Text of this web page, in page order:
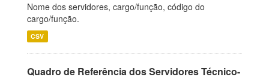
Nome dos servidores, cargo/função, código do
cargo/função.
CSV
Quadro de Referência dos Servidores Técnico-